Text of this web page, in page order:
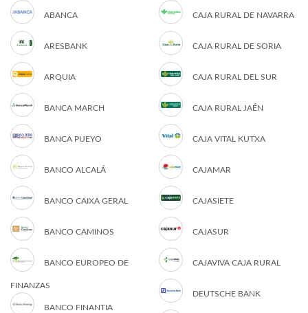
ABANCA
ARESBANK
ARQUIA
BANCA MARCH
BANCA PUEYO
BANCO ALCALÁ
BANCO CAIXA GERAL
BANCO CAMINOS
BANCO EUROPEO DE
FINANZAS
BANCO FINANTIA
CAJA RURAL DE NAVARRA
CAJA RURAL DE SORIA
CAJA RURAL DEL SUR
CAJA RURAL JAÉN
CAJA VITAL KUTXA
CAJAMAR
CAJASIETE
CAJASUR
CAJAVIVA CAJA RURAL
DEUTSCHE BANK